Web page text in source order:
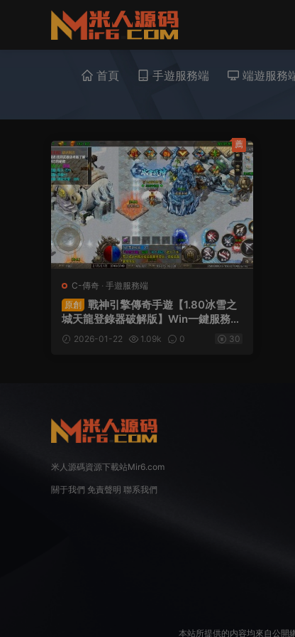
首頁 手遊服務端 端遊服務
C-傳奇 · 手遊服務端
原創
戰神引擎傳奇手遊【1.80冰雪之
城天龍登錄器破解版】Win一鍵服務端
+安卓蘋果雙端+視頻架設教程
2026-01-22 1.09k 0 30
薦
米人源碼資源下載站Mir6.com
關于我們 免責聲明 聯系我們
本站所提供的内容均來自公開